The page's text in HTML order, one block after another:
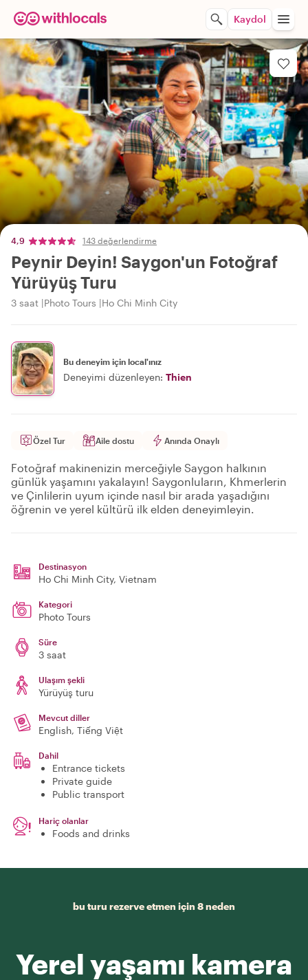
Kaydol
4,9 143 değerlendirme
Peynir Deyin! Saygon'un Fotoğraf
Yürüyüş Turu
3 saat Photo Tours Ho Chi Minh City
Bu deneyim için local'ınız
Deneyimi düzenleyen: Thien
Özel Tur Aile dostu Anında Onaylı
Fotoğraf makinenizin merceğiyle Saygon halkının
günlük yaşamını yakalayın! Saygonluların, Khmerlerin
ve Çinlilerin uyum içinde nasıl bir arada yaşadığını
öğrenin ve yerel kültürü ilk elden deneyimleyin.
Destinasyon
Ho Chi Minh City, Vietnam
Kategori
Photo Tours
Süre
3 saat
Ulaşım şekli
Yürüyüş turu
Mevcut diller
English, Tiếng Việt
Dahil
Entrance tickets
Private guide
Public transport
Hariç olanlar
Foods and drinks
bu turu rezerve etmen için 8 neden
Yerel yaşamı kamera